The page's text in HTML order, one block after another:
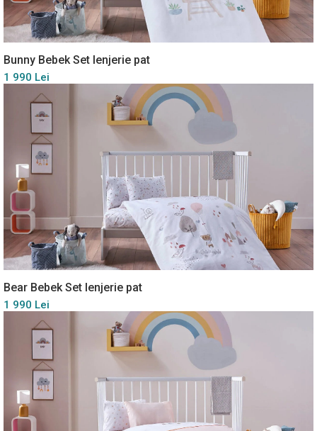
Bunny Bebek Set lenjerie pat
1 990 Lei
Bear Bebek Set lenjerie pat
1 990 Lei